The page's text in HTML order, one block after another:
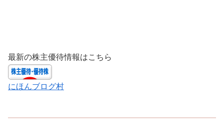
最新の株主優待情報はこちら
にほんブログ村